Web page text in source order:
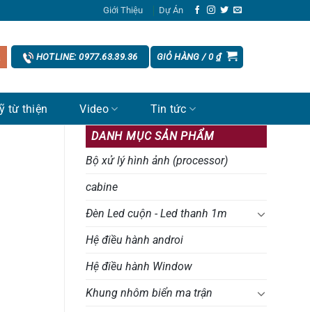
Giới Thiệu Dự Án
HOTLINE: 0977.63.39.36 GIỎ HÀNG /0 ₫
từ thiện Video Tin tức
DANH MỤC SẢN PHẨM
Bộ xử lý hình ảnh (processor)
cabine
Đèn Led cuộn - Led thanh 1m
Hệ điều hành androi
Hệ điều hành Window
Khung nhôm biển ma trận